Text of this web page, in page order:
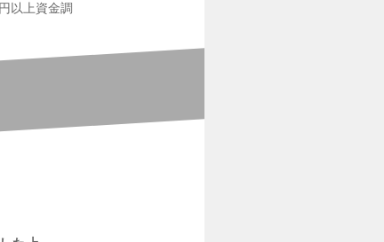
以上資金調